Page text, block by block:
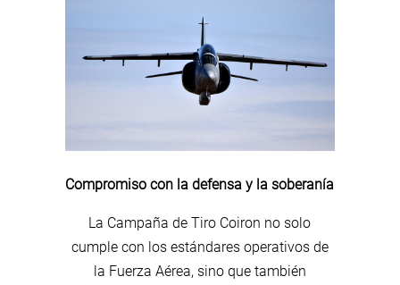
Compromiso con la defensa y la soberanía
La Campaña de Tiro Coiron no solo
cumple con los estándares operativos de
la Fuerza Aérea, sino que también